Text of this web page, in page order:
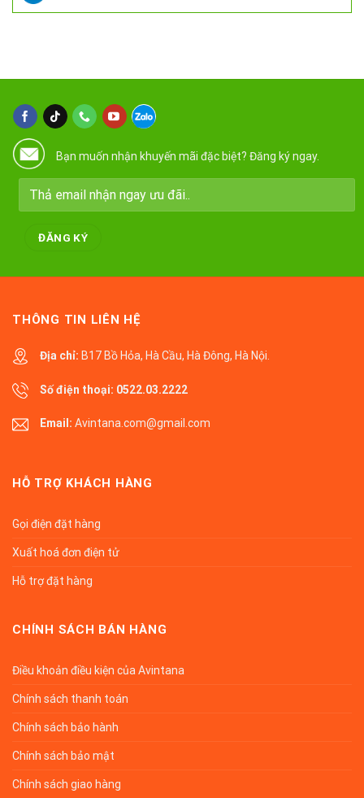
Bạn muốn nhận khuyến mãi đặc biệt? Đăng ký ngay.
THÔNG TIN LIÊN HỆ
Địa chỉ: B17 Bồ Hỏa, Hà Cầu, Hà Đông, Hà Nội.
Số điện thoại: 0522.03.2222
Email: Avintana.com@gmail.com
HỖ TRỢ KHÁCH HÀNG
Gọi điện đặt hàng
Xuất hoá đơn điện tử
Hỗ trợ đặt hàng
CHÍNH SÁCH BÁN HÀNG
Điều khoản điều kiện của Avintana
Chính sách thanh toán
Chính sách bảo hành
Chính sách bảo mật
Chính sách giao hàng